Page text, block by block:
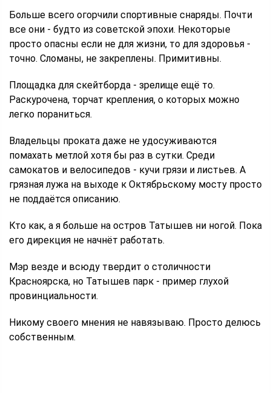
Больше всего огорчили спортивные снаряды. Почти
все они - будто из советской эпохи. Некоторые
просто опасны если не для жизни, то для здоровья -
точно. Сломаны, не закреплены. Примитивны.
Площадка для скейтборда - зрелище ещё то.
Раскурочена, торчат крепления, о которых можно
легко пораниться.
Владельцы проката даже не удосуживаются
помахать метлой хотя бы раз в сутки. Среди
самокатов и велосипедов - кучи грязи и листьев. А
грязная лужа на выходе к Октябрьскому мосту просто
не поддаётся описанию.
Кто как, а я больше на остров Татышев ни ногой. Пока
его дирекция не начнёт работать.
Мэр везде и всюду твердит о столичности
Красноярска, но Татышев парк - пример глухой
провинциальности.
Никому своего мнения не навязываю. Просто делюсь
собственным.